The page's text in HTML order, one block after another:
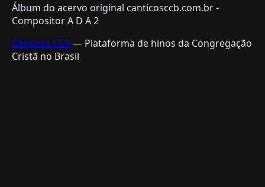
Álbum do acervo original canticosccb.com.br -
Compositor A D A 2
Cânticos CCB— Plataforma de hinos da Congregação
Cristã no Brasil